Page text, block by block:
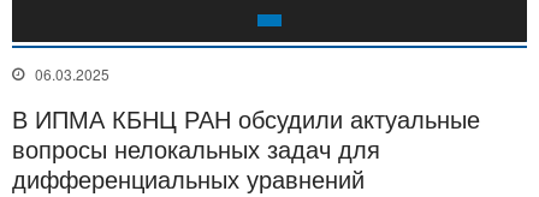
06.03.2025
В ИПМА КБНЦ РАН обсудили актуальные
вопросы нелокальных задач для
дифференциальных уравнений